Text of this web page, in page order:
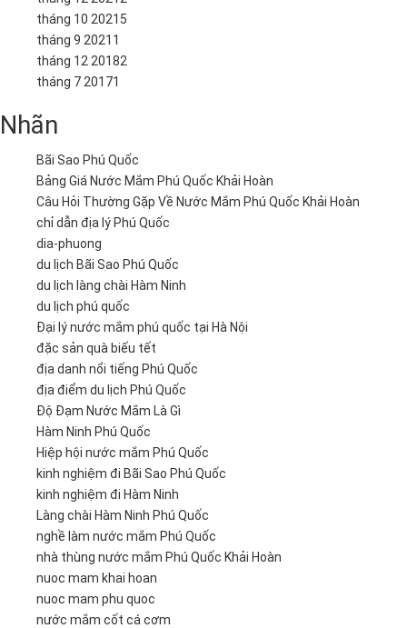
tháng 10 2021 5
tháng 9 2021 1
tháng 12 20182
tháng 7 20171
Nhãn
Bãi Sao Phú Quốc
Bảng Giá Nước Mắm Phú Quốc Khải Hoàn
Câu Hỏi Thường Gặp Về Nước Mắm Phú Quốc Khải Hoàn
chỉ dẫn địa lý Phú Quốc
dia-phuong
du lịch Bãi Sao Phú Quốc
du lịch làng chài Hàm Ninh
du lịch phú quốc
Đại lý nước mắm phú quốc tại Hà Nội
đặc sản quà biếu tết
địa danh nổi tiếng Phú Quốc
địa điểm du lịch Phú Quốc
Độ Đạm Nước Mắm Là Gì
Hàm Ninh Phú Quốc
Hiệp hội nước mắm Phú Quốc
kinh nghiệm đi Bãi Sao Phú Quốc
kinh nghiệm đi Hàm Ninh
Làng chài Hàm Ninh Phú Quốc
nghề làm nước mắm Phú Quốc
nhà thùng nước mắm Phú Quốc Khải Hoàn
nuoc mam khai hoan
nuoc mam phu quoc
nước mắm cốt cá cơm